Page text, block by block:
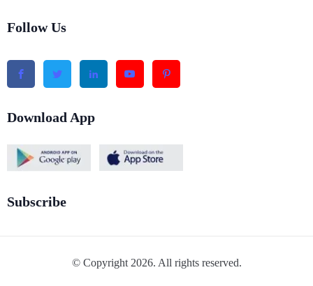
Follow Us
Download App
Subscribe
© Copyright 2026. All rights reserved.